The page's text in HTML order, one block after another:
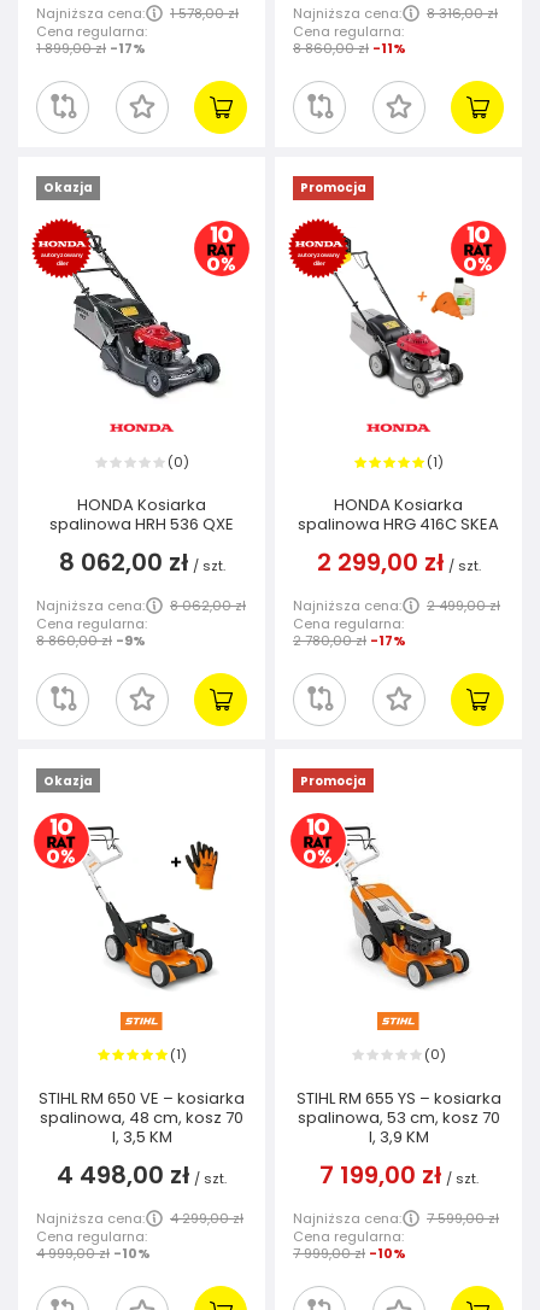
Najniższa cena:
1 578,00 zł
Cena regularna:
1 899,00 zł -17%
Najniższa cena:
8 316,00 zł
Cena regularna:
8 860,00 zł -11%
Okazja
(0)
HONDA Kosiarka
spalinowa HRH 536 QXE
8 062,00 zł / szt.
Najniższa cena:
8 062,00 zł
Cena regularna:
8 860,00 zł -9%
Promocja
(1)
HONDA Kosiarka
spalinowa HRG 416C SKEA
2 299,00 zł / szt.
Najniższa cena:
2 499,00 zł
Cena regularna:
2 780,00 zł -17%
Okazja
(1)
STIHL RM 650 VE – kosiarka
spalinowa, 48 cm, kosz 70
l, 3,5 KM
4 498,00 zł / szt.
Najniższa cena:
4 299,00 zł
Cena regularna:
4 999,00 zł -10%
Promocja
(0)
STIHL RM 655 YS – kosiarka
spalinowa, 53 cm, kosz 70
l, 3,9 KM
7 199,00 zł / szt.
Najniższa cena:
7 599,00 zł
Cena regularna:
7 999,00 zł -10%